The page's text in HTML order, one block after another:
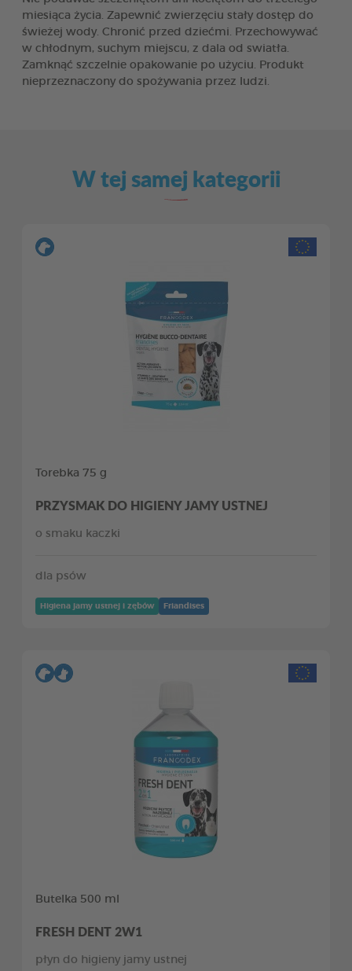
miesiąca życia. Zapewnić zwierzęciu stały dostęp do
świeżej wody. Chronić przed dziećmi. Przechowywać
w chłodnym, suchym miejscu, z dala od swiatła.
Zamknąć szczelnie opakowanie po użyciu. Produkt
nieprzeznaczony do spożywania przez ludzi.
W tej samej kategorii
Torebka 75 g
PRZYSMAK DO HIGIENY JAMY USTNEJ
o smaku kaczki
dla psów
Higiena jamy ustnej i zębów Friandises
Butelka 500 ml
FRESH DENT 2W1
płyn do higieny jamy ustnej